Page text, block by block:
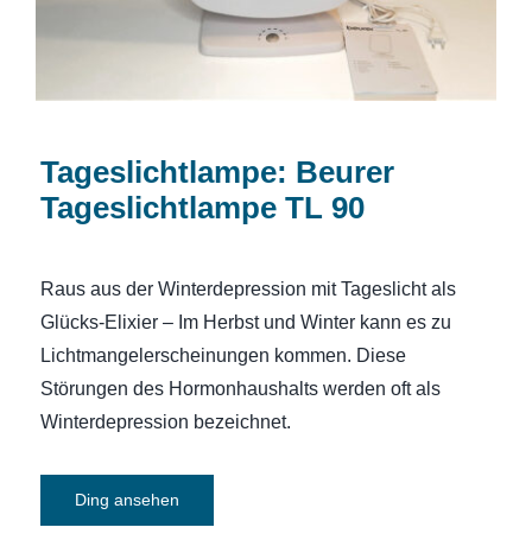
Tageslichtlampe: Beurer
Tageslichtlampe TL 90
Raus aus der Winterdepression mit Tageslicht als
Glücks-Elixier – Im Herbst und Winter kann es zu
Lichtmangelerscheinungen kommen. Diese
Störungen des Hormonhaushalts werden oft als
Winterdepression bezeichnet.
Ding ansehen